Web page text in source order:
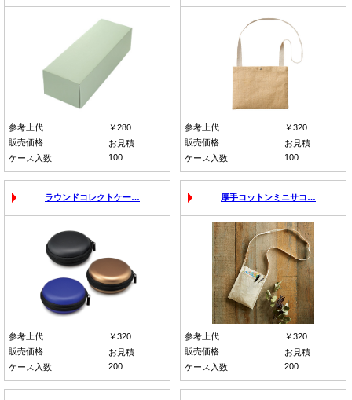
参考上代
￥280
販売価格
お見積
ケース入数
100
参考上代
￥320
販売価格
お見積
ケース入数
100
ラウンドコレクトケー…
参考上代
￥320
販売価格
お見積
ケース入数
200
厚手コットンミニサコ…
参考上代
￥320
販売価格
お見積
ケース入数
200